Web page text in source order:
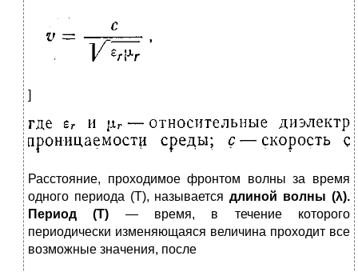
]
Расстояние, проходимое фронтом волны за время
од­ного периода (Т), называетсядлиной волны (λ).
Период (Т) — время, в течение которого
периодически изменяющаяся величина проходит все
возможные значения, после